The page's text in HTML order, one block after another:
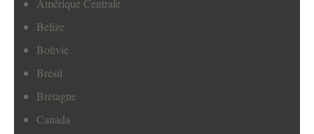
Amérique Centrale
Belize
Bolivie
Brésil
Bretagne
Canada